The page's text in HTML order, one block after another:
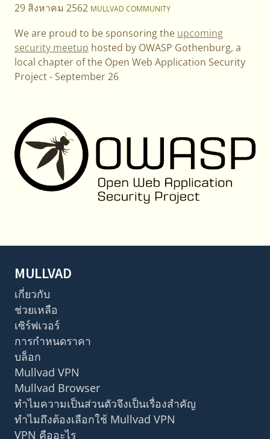
29 สิงหาคม 2562 MULLVAD COMMUNITY
We are proud to be sponsoring the upcoming
security meetup hosted by OWASP Gothenburg, a
local chapter of the Open Web Application Security
Project - September 26
MULLVAD
เกี่ยวกับ
ช่วยเหลือ
เซิร์ฟเวอร์
การกำหนดราคา
บล็อก
Mullvad VPN
Mullvad Browser
ทำไมความเป็นส่วนตัวจึงเป็นเรื่องสำคัญ
ทำไมถึงต้องเลือกใช้ Mullvad VPN
VPN คืออะไร